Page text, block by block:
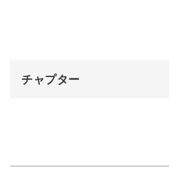
チャプター